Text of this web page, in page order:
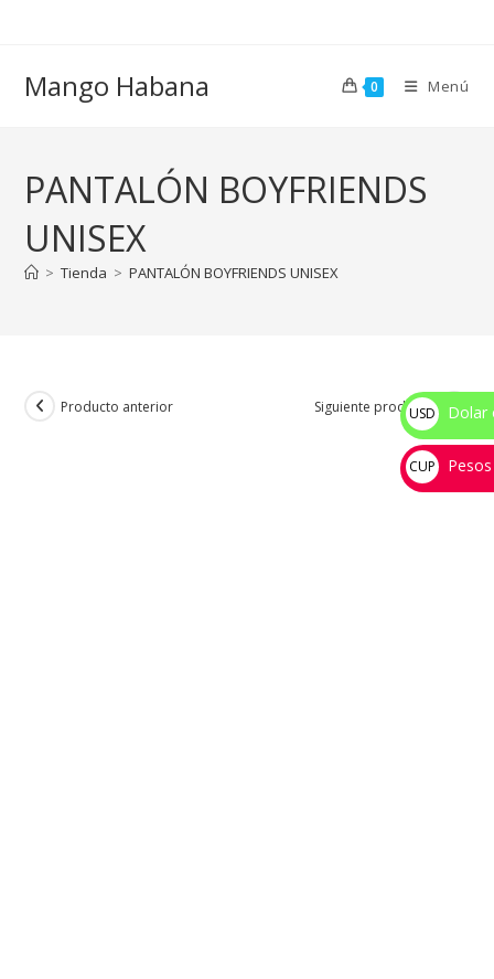
Mango Habana 0 Menú
PANTALÓN BOYFRIENDS
UNISEX
> Tienda > PANTALÓN BOYFRIENDS UNISEX
Producto anterior Siguiente producto
USD
$
Dolar
CUP
💰
Pesos